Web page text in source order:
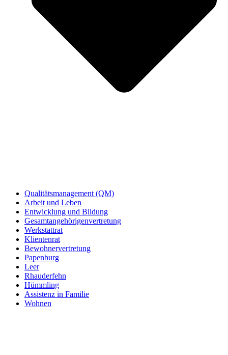
Qualitätsmanagement (QM)
Arbeit und Leben
Entwicklung und Bildung
Gesamtangehörigenvertretung
Werkstattrat
Klientenrat
Bewohnervertretung
Papenburg
Leer
Rhauderfehn
Hümmling
Assistenz in Familie
Wohnen